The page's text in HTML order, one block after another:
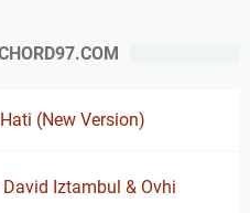
(New Version)
Iztambul & Ovhi